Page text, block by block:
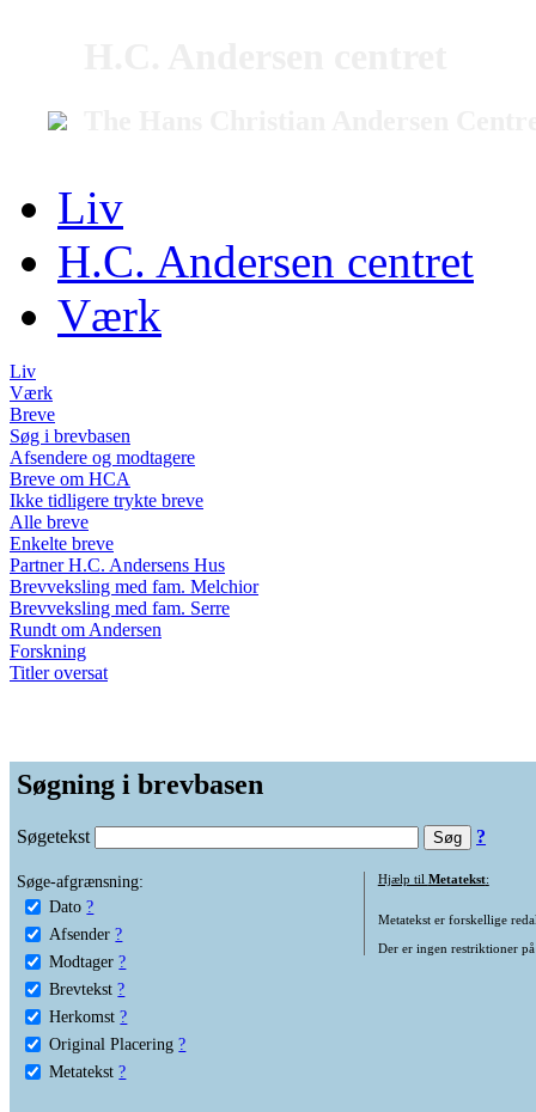
Liv
H.C. Andersen centret
Værk
Liv
Værk
Breve
Søg i brevbasen
Afsendere og modtagere
Breve om HCA
Ikke tidligere trykte breve
Alle breve
Enkelte breve
Partner H.C. Andersens Hus
Brevveksling med fam. Melchior
Brevveksling med fam. Serre
Rundt om Andersen
Forskning
Titler oversat
Søgning i brevbasen
Søgetekst ?
Søge-afgrænsning:
Dato ?
Afsender ?
Modtager ?
Brevtekst ?
Herkomst ?
Original Placering ?
Metatekst ?
Hjælp til Metatekst:
Metatekst er forskellige
Der er ingen restriktioner